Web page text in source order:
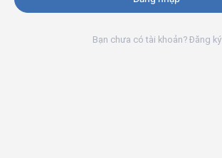
Bạn chưa có tài khoản? Đăng ký